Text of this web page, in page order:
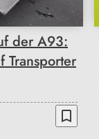
der A93:
Transporter
bookmark_border